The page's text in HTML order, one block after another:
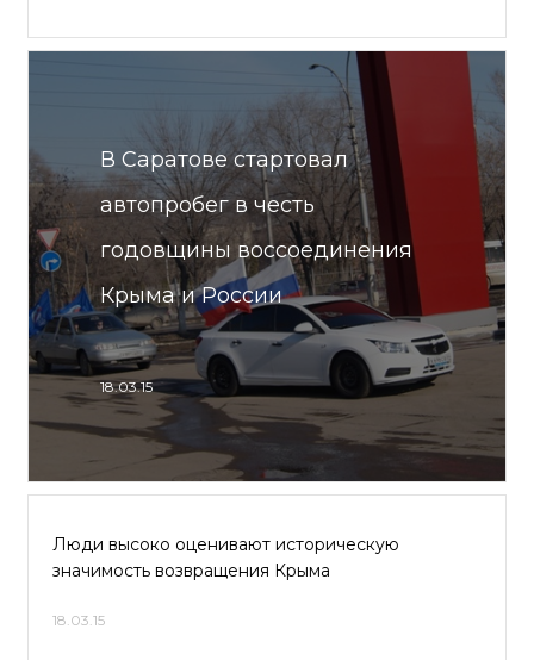
В Саратове стартовал
автопробег в честь
годовщины воссоединения
Крыма и России
18.03.15
Люди высоко оценивают историческую
значимость возвращения Крыма
18.03.15